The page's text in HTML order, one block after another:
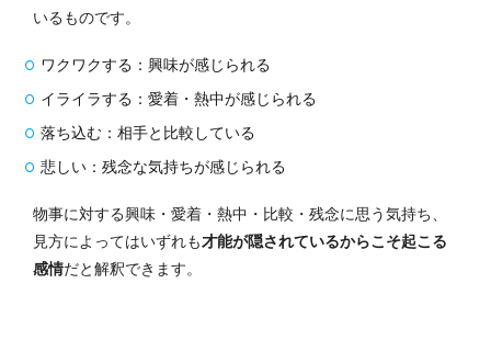
いるものです。
ワクワクする：興味が感じられる
イライラする：愛着・熱中が感じられる
落ち込む：相手と比較している
悲しい：残念な気持ちが感じられる
物事に対する興味・愛着・熱中・比較・残念に思う気持ち、
見方によってはいずれも才能が隠されているからこそ起こる
感情だと解釈できます。